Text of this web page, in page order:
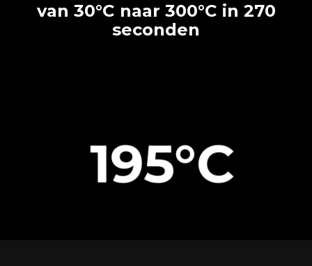
van 30°C naar 300°C in 270
seconden